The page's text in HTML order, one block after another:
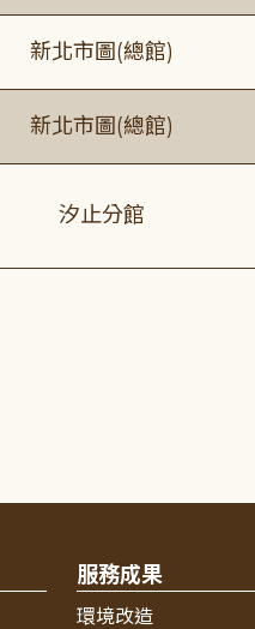
新北市圖(總館)
新北市圖(總館)
汐止分館
服務成果
環境改造